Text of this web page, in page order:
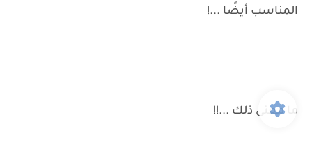
المناسب أيضًا ...!
ما معنى ذلك ...!!